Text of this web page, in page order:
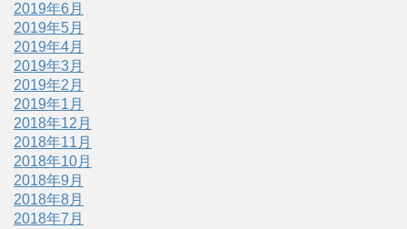
2019年6月
2019年5月
2019年4月
2019年3月
2019年2月
2019年1月
2018年12月
2018年11月
2018年10月
2018年9月
2018年8月
2018年7月